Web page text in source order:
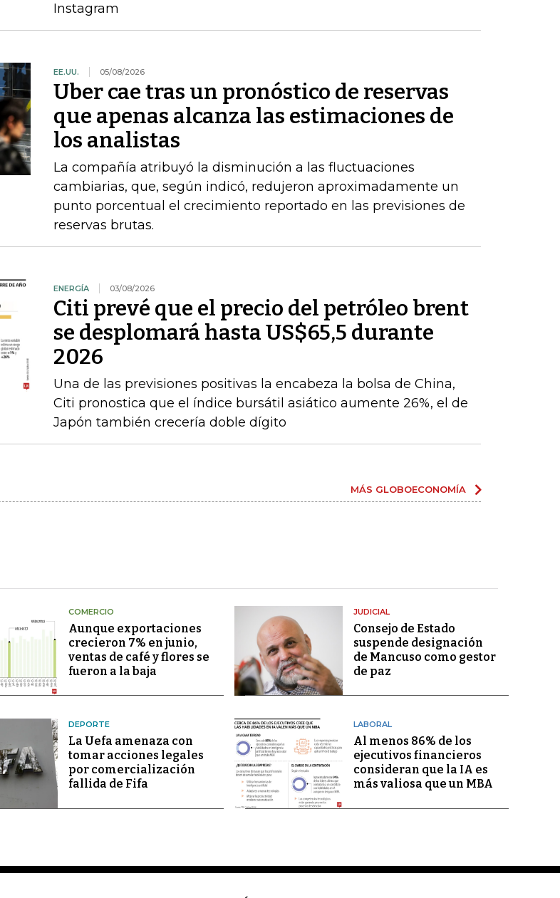
Instagram
EE.UU. 05/08/2026
Uber cae tras un pronóstico de reservas
que apenas alcanza las estimaciones de
los analistas
La compañía atribuyó la disminución a las fluctuaciones
cambiarias, que, según indicó, redujeron aproximadamente un
punto porcentual el crecimiento reportado en las previsiones de
reservas brutas.
ENERGÍA 03/08/2026
Citi prevé que el precio del petróleo brent
se desplomará hasta US$65,5 durante
2026
Una de las previsiones positivas la encabeza la bolsa de China,
Citi pronostica que el índice bursátil asiático aumente 26%, el de
Japón también crecería doble dígito
MÁS GLOBOECONOMÍA
COMERCIO
Aunque exportaciones
crecieron 7% en junio,
ventas de café y flores se
fueron a la baja
JUDICIAL
Consejo de Estado
suspende designación
de Mancuso como gestor
de paz
DEPORTE
La Uefa amenaza con
tomar acciones legales
por comercialización
fallida de Fifa
LABORAL
Al menos 86% de los
ejecutivos financieros
consideran que la IA es
más valiosa que un MBA